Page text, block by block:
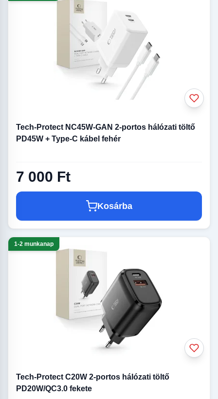
Tech-Protect NC45W-GAN 2-portos hálózati töltő
PD45W + Type-C kábel fehér
7 000 Ft
Kosárba
1-2 munkanap
Tech-Protect C20W 2-portos hálózati töltő
PD20W/QC3.0 fekete